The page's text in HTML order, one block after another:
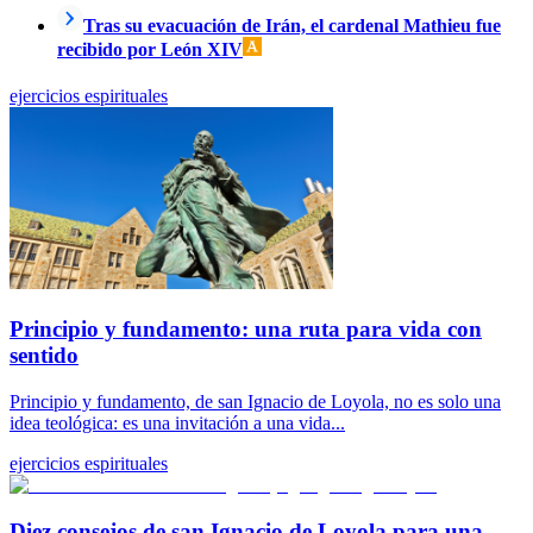
Tras su evacuación de Irán, el cardenal Mathieu fue
recibido por León XIV
ejercicios espirituales
Principio y fundamento: una ruta para vida con
sentido
Principio y fundamento, de san Ignacio de Loyola, no es solo una
idea teológica: es una invitación a una vida...
ejercicios espirituales